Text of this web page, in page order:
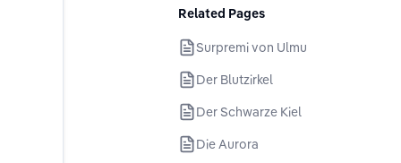
Related Pages
Surpremi von Ulmu
Der Blutzirkel
Der Schwarze Kiel
Die Aurora